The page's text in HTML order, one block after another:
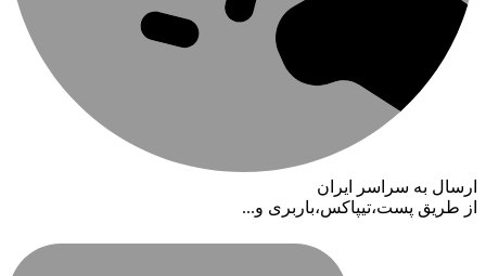
ارسال به سراسر ایران
از طریق پست،تیپاکس،باربری و...